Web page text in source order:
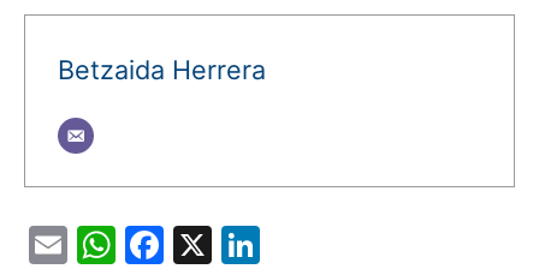
Betzaida Herrera
EmailWhatsApp
Facebook
X